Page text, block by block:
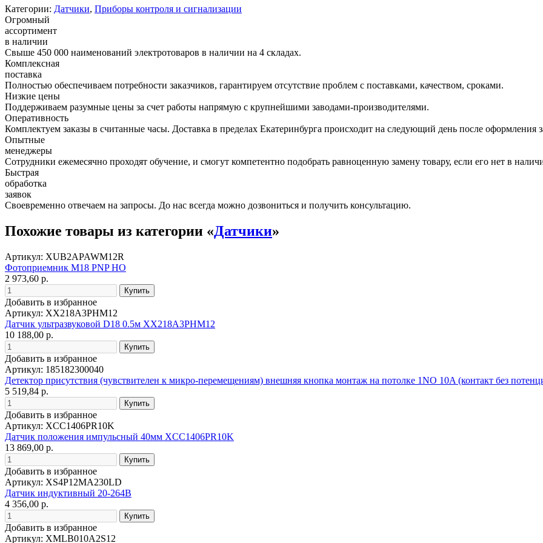
Категории: Датчики, Приборы контроля и сигнализации
Огромный
ассортимент
в наличии
Свыше 450 000 наименований электротоваров в наличии на 4 складах.
Комплексная
поставка
Полностью обеспечиваем потребности заказчиков, гарантируем отсутствие проблем с поставками, качеством, сроками.
Низкие цены
Поддерживаем разумные цены за счет работы напрямую с крупнейшими заводами-производителями.
Оперативность
Комплектуем заказы в считанные часы. Доставка в пределах Екатеринбурга происходит на следующий день после оформления
Опытные
менеджеры
Сотрудники ежемесячно проходят обучение, и смогут компетентно подобрать равноценную замену товару, если его нет в
Быстрая
обработка
заявок
Своевременно отвечаем на запросы. До нас всегда можно дозвониться и получить консультацию.
Похожие товары из категории «Датчики»
Артикул: XUB2APAWM12R
Фотоприемник М18 PNP НО
2 973,60 р.
Добавить в избранное
Артикул: XX218A3PHM12
Датчик ультразвуковой D18 0.5м XX218A3PHM12
10 188,00 р.
Добавить в избранное
Артикул: 185182300040
Детектор присутствия (чувствителен к микро-перемещениям) внешняя кнопка монтаж на потолке 1NO 10A (контакт без
5 519,84 р.
Добавить в избранное
Артикул: XCC1406PR10K
Датчик положения импульсный 40мм XCC1406PR10K
13 869,00 р.
Добавить в избранное
Артикул: XS4P12MA230LD
Датчик индуктивный 20-264В
4 356,00 р.
Добавить в избранное
Артикул: XMLB010A2S12